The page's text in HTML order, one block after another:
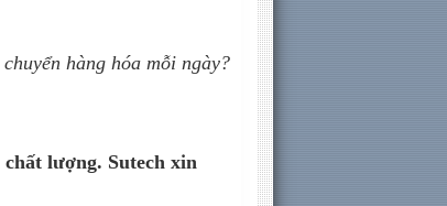
hàng hóa mỗi ngày?
lượng. Sutech xin